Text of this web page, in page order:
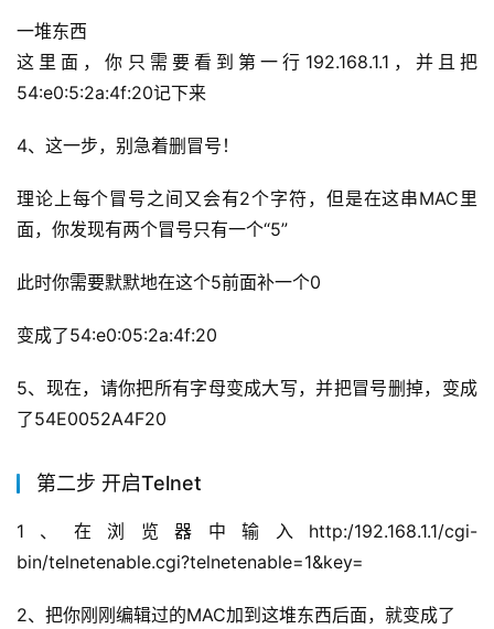
一堆东西
这里面，你只需要看到第一行192.168.1.1，并且把
54:e0:5:2a:4f:20记下来
4、这一步，别急着删冒号！
理论上每个冒号之间又会有2个字符，但是在这串MAC里
面，你发现有两个冒号只有一个“5”
此时你需要默默地在这个5前面补一个0
变成了54:e0:05:2a:4f:20
5、现在，请你把所有字母变成大写，并把冒号删掉，变成
了54E0052A4F20
第二步 开启Telnet
1、在浏览器中输入http:/192.168.1.1/cgi-
bin/telnetenable.cgi?telnetenable=1&key=
2、把你刚刚编辑过的MAC加到这堆东西后面，就变成了